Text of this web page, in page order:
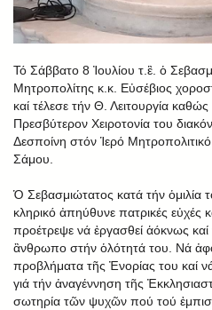
Τό Σάββατο 8 Ἰουλίου τ.ἒ. ὁ
Μητροπολίτης κ.κ. Εὐσέβιος
καί τέλεσε τήν Θ. Λειτουργία καθώς
Πρεσβύτερον Χειροτονία του
Δεσποίνη στόν Ἱερό
Σάμου.
Ὁ Σεβασμιώτατος κατά τήν ὁμιλία
κληρικό ἀπηύθυνε πατρικές εὐχές
προέτρεψε νά ἐργασθεί ἁόκνως καί
ἂνθρωπο στήν ὁλότητά του. Νά
προβλήματα τῆς Ἐνορίας του καί
γιά τήν ἀναγέννηση τῆς
σωτηρία τῶν ψυχῶν πού τού